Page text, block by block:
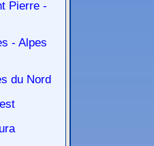
Pierre -
- Alpes
du Nord